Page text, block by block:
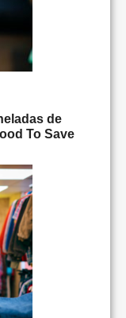
de
To Save